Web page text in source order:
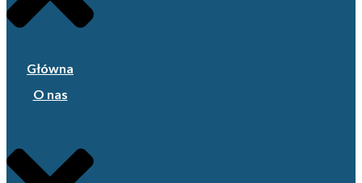
Główna
O nas